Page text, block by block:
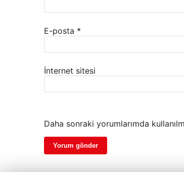
E-posta *
İnternet sitesi
Daha sonraki yorumlarımda